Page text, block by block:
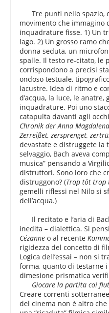
Tre punti nello spazio,
movimento che immagino
inquadrature fisse. 1) Un
lago. 2) Un grosso ramo
donna seduta, un
spalle. Il testo re-citato, le
corrispondono a precisi
ondoso testuale,
lacustre. Idea di ritmo e
d’acqua, la luce, le
inquadrature. Poi uno
catapulta davanti agli
Chronik der Anna
Zerreißet, zersprenget,
devastate e distruggete la
selvaggio, Bach aveva
musica” pensando a
distruttori. Sono loro che
distruggono? (Trop tôt trop
gemelli riflessi nel Nilo si
dell’acqua.)
Il recitato e l’aria di
inedita – dialettica. Si
Cézanne o al recente
rigidezza del concetto di
Logica dell’essai – non si
forma, quanto di testarne
dimesione prismatica
Giocare la partita coi
Creare correnti
del cinema non è altro